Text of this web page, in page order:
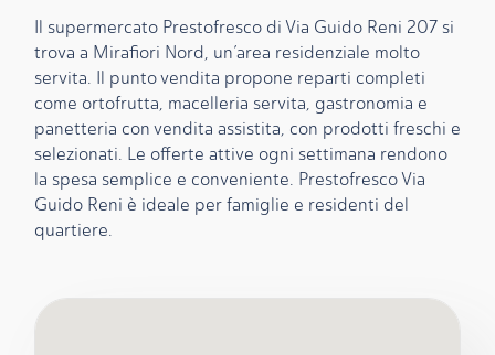
Il supermercato Prestofresco di Via Guido Reni 207 si
trova a Mirafiori Nord, un’area residenziale molto
servita. Il punto vendita propone reparti completi
come ortofrutta, macelleria servita, gastronomia e
panetteria con vendita assistita, con prodotti freschi e
selezionati. Le offerte attive ogni settimana rendono
la spesa semplice e conveniente. Prestofresco Via
Guido Reni è ideale per famiglie e residenti del
quartiere.